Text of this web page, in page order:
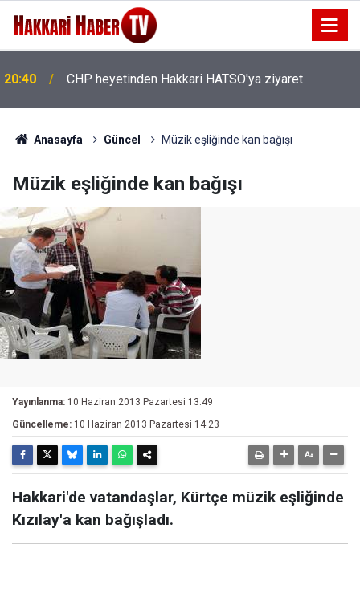
20:40
CHP heyetinden Hakkari HATSO'ya ziyaret
20:36
İhtiyaç Sahibi Engellilere umut olan bağış
Anasayfa Güncel Müzik eşliğinde kan bağışı
Müzik eşliğinde kan bağışı
Yayınlanma: 10 Haziran 2013 Pazartesi 13:49
Güncelleme: 10 Haziran 2013 Pazartesi 14:23
Hakkari'de vatandaşlar, Kürtçe müzik eşliğinde
Kızılay'a kan bağışladı.